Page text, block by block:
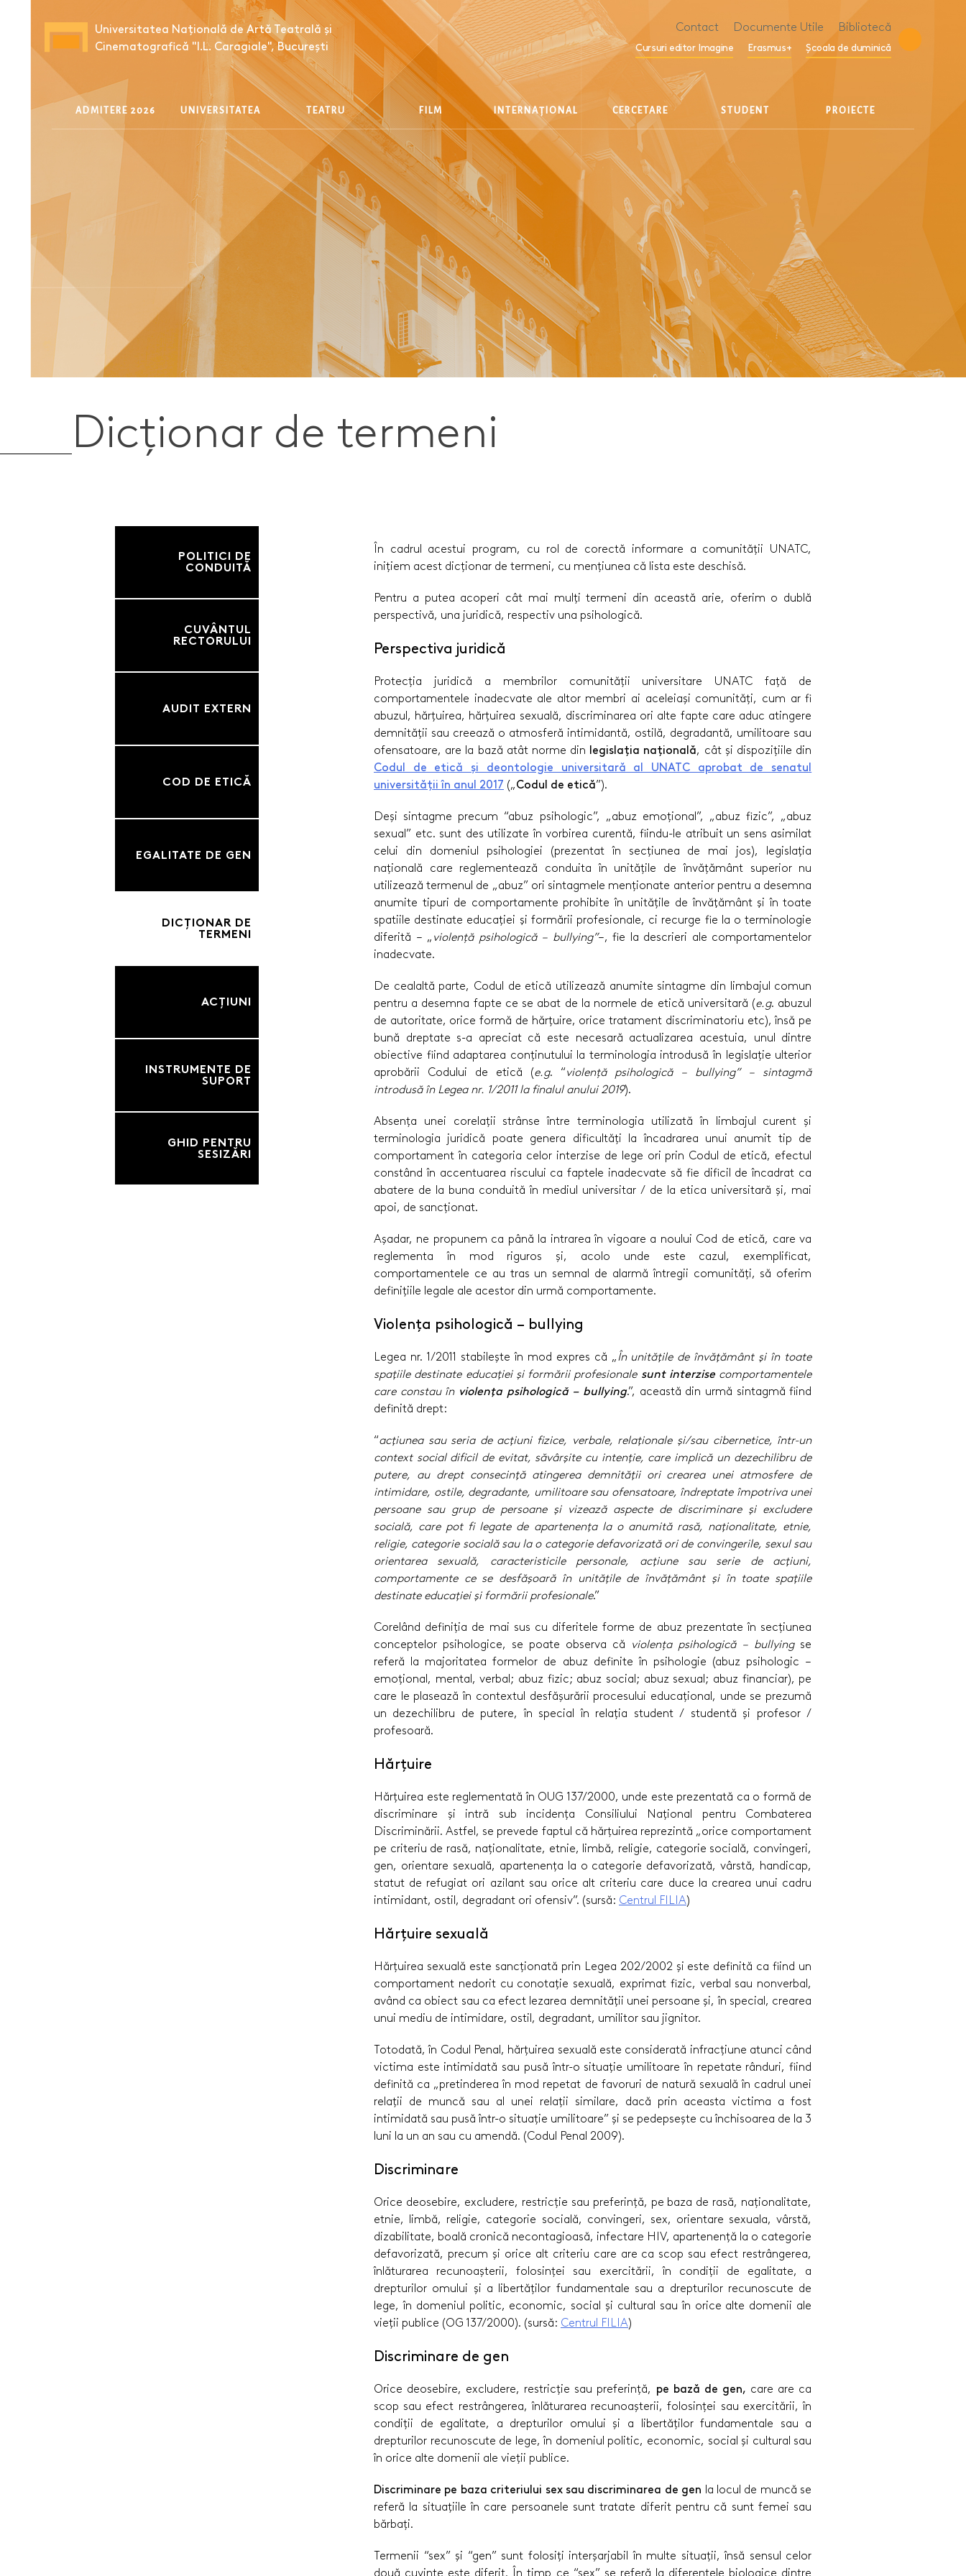
Universitatea Națională de Artă Teatrală și
Cinematografică "I.L. Caragiale", București
Contact Documente Utile Bibliotecă
Cursuri editor Imagine Erasmus+ Școala de duminică
ADMITERE 2026 UNIVERSITATEA TEATRU FILM INTERNAȚIONAL CERCETARE STUDENT PROIECTE
Dicționar de termeni
POLITICI DE
CONDUITĂ
CUVÂNTUL
RECTORULUI
AUDIT EXTERN
COD DE ETICĂ
EGALITATE DE GEN
DICȚIONAR DE
TERMENI
ACȚIUNI
INSTRUMENTE DE
SUPORT
GHID PENTRU
SESIZĂRI
În cadrul acestui program, cu rol de corectă informare a comunității UNATC,
inițiem acest dicționar de termeni, cu mențiunea că lista este deschisă.
Pentru a putea acoperi cât mai mulți termeni din această arie, oferim o dublă
perspectivă, una juridică, respectiv una psihologică.
Perspectiva juridică
Protecția juridică a membrilor comunității universitare UNATC față de
comportamentele inadecvate ale altor membri ai aceleiași comunități, cum ar fi
abuzul, hărțuirea, hărțuirea sexuală, discriminarea ori alte fapte care aduc atingere
demnității sau creează o atmosferă intimidantă, ostilă, degradantă, umilitoare sau
ofensatoare, are la bază atât norme din legislația națională, cât și dispozițiile din
Codul de etică și deontologie universitară al UNATC aprobat de senatul
universității în anul 2017 („Codul de etică”).
Deși sintagme precum “abuz psihologic”, „abuz emoțional”, „abuz fizic”, „abuz
sexual” etc. sunt des utilizate în vorbirea curentă, fiindu-le atribuit un sens asimilat
celui din domeniul psihologiei (prezentat în secțiunea de mai jos), legislația
națională care reglementează conduita în unitățile de învățământ superior nu
utilizează termenul de „abuz” ori sintagmele menționate anterior pentru a desemna
anumite tipuri de comportamente prohibite în unitățile de învăţământ şi în toate
spatiile destinate educației şi formării profesionale, ci recurge fie la o terminologie
diferită – „ violență psihologică – bullying”–, fie la descrieri ale comportamentelor
inadecvate.
De cealaltă parte, Codul de etică utilizează anumite sintagme din limbajul comun
pentru a desemna fapte ce se abat de la normele de etică universitară (e.g. abuzul
de autoritate, orice formă de hărțuire, orice tratament discriminatoriu etc), însă pe
bună dreptate s-a apreciat că este necesară actualizarea acestuia, unul dintre
obiective fiind adaptarea conținutului la terminologia introdusă în legislație ulterior
aprobării Codului de etică (e.g. “violență psihologică – bullying” – sintagmă
introdusă în Legea nr. 1/2011 la finalul anului 2019).
Absența unei corelații strânse între terminologia utilizată în limbajul curent și
terminologia juridică poate genera dificultăți la încadrarea unui anumit tip de
comportament în categoria celor interzise de lege ori prin Codul de etică, efectul
constând în accentuarea riscului ca faptele inadecvate să fie dificil de încadrat ca
abatere de la buna conduită în mediul universitar / de la etica universitară și, mai
apoi, de sancționat.
Așadar, ne propunem ca până la intrarea în vigoare a noului Cod de etică, care va
reglementa în mod riguros și, acolo unde este cazul, exemplificat,
comportamentele ce au tras un semnal de alarmă întregii comunități, să oferim
definițiile legale ale acestor din urmă comportamente.
Violența psihologică – bullying
Legea nr. 1/2011 stabilește în mod expres că „În unităţile de învăţământ şi în toate
spaţiile destinate educaţiei şi formării profesionale sunt interzise comportamentele
care constau înviolenţa psihologică – bullying.”, această din urmă sintagmă fiind
definită drept:
“acţiunea sau seria de acţiuni fizice, verbale, relaţionale şi/sau cibernetice, într-un
context social dificil de evitat, săvârşite cu intenţie, care implică un dezechilibru de
putere, au drept consecinţă atingerea demnităţii ori crearea unei atmosfere de
intimidare, ostile, degradante, umilitoare sau ofensatoare, îndreptate împotriva unei
persoane sau grup de persoane şi vizează aspecte de discriminare şi excludere
socială, care pot fi legate de apartenenţa la o anumită rasă, naţionalitate, etnie,
religie, categorie socială sau la o categorie defavorizată ori de convingerile, sexul sau
orientarea sexuală, caracteristicile personale, acţiune sau serie de acţiuni,
comportamente ce se desfăşoară în unităţile de învăţământ şi în toate spaţiile
destinate educaţiei şi formării profesionale.”
Corelând definiția de mai sus cu diferitele forme de abuz prezentate în secțiunea
conceptelor psihologice, se poate observa că violența psihologică – bullyingse
referă la majoritatea formelor de abuz definite în psihologie (abuz psihologic –
emoțional, mental, verbal; abuz fizic; abuz social; abuz sexual; abuz financiar), pe
care le plasează în contextul desfășurării procesului educațional, unde se prezumă
un dezechilibru de putere, în special în relația student / studentă și profesor /
profesoară.
Hărțuire
Hărțuirea este reglementată în OUG 137/2000, unde este prezentată ca o formă de
discriminare și intră sub incidența Consiliului Național pentru Combaterea
Discriminării. Astfel, se prevede faptul că hărțuirea reprezintă „orice comportament
pe criteriu de rasă, naționalitate, etnie, limbă, religie, categorie socială, convingeri,
gen, orientare sexuală, apartenența la o categorie defavorizată, vârstă, handicap,
statut de refugiat ori azilant sau orice alt criteriu care duce la crearea unui cadru
intimidant, ostil, degradant ori ofensiv”. (sursă: Centrul FILIA)
Hărțuire sexuală
Hărțuirea sexuală este sancționată prin Legea 202/2002 și este definită ca fiind un
comportament nedorit cu conotație sexuală, exprimat fizic, verbal sau nonverbal,
având ca obiect sau ca efect lezarea demnității unei persoane și, în special, crearea
unui mediu de intimidare, ostil, degradant, umilitor sau jignitor.
Totodată, în Codul Penal, hărțuirea sexuală este considerată infracțiune atunci când
victima este intimidată sau pusă într-o situație umilitoare în repetate rânduri, fiind
definită ca „pretinderea în mod repetat de favoruri de natură sexuală în cadrul unei
relații de muncă sau al unei relații similare, dacă prin aceasta victima a fost
intimidată sau pusă într-o situație umilitoare” și se pedepsește cu închisoarea de la 3
luni la un an sau cu amendă. (Codul Penal 2009).
Discriminare
Orice deosebire, excludere, restricție sau preferință, pe baza de rasă, naționalitate,
etnie, limbă, religie, categorie socială, convingeri, sex, orientare sexuala, vârstă,
dizabilitate, boală cronică necontagioasă, infectare HIV, apartenență la o categorie
defavorizată, precum și orice alt criteriu care are ca scop sau efect restrângerea,
înlăturarea recunoașterii, folosinței sau exercitării, în condiții de egalitate, a
drepturilor omului și a libertăților fundamentale sau a drepturilor recunoscute de
lege, în domeniul politic, economic, social și cultural sau în orice alte domenii ale
vieții publice (OG 137/2000). (sursă: Centrul FILIA)
Discriminare de gen
Orice deosebire, excludere, restricție sau preferință, pe bază de gen, care are ca
scop sau efect restrângerea, înlăturarea recunoașterii, folosinței sau exercitării, în
condiții de egalitate, a drepturilor omului și a libertăților fundamentale sau a
drepturilor recunoscute de lege, în domeniul politic, economic, social și cultural sau
în orice alte domenii ale vieții publice.
Discriminare pe baza criteriului sex sau discriminarea de gen la locul de muncă se
referă la situațiile în care persoanele sunt tratate diferit pentru că sunt femei sau
bărbați.
Termenii “sex” și “gen” sunt folosiți interșarjabil în multe situații, însă sensul celor
două cuvinte este diferit. În timp ce “sex” se referă la diferențele biologice dintre